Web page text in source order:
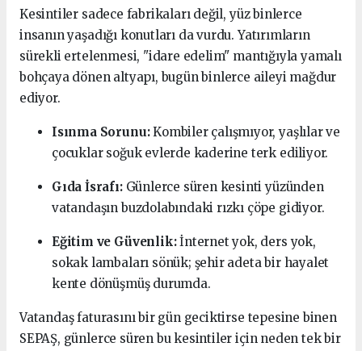
Kesintiler sadece fabrikaları değil, yüz binlerce
insanın yaşadığı konutları da vurdu. Yatırımların
sürekli ertelenmesi, "idare edelim" mantığıyla yamalı
bohçaya dönen altyapı, bugün binlerce aileyi mağdur
ediyor.
Isınma Sorunu:Kombiler çalışmıyor, yaşlılar ve
çocuklar soğuk evlerde kaderine terk ediliyor.
Gıda İsrafı:Günlerce süren kesinti yüzünden
vatandaşın buzdolabındaki rızkı çöpe gidiyor.
Eğitim ve Güvenlik:İnternet yok, ders yok,
sokak lambaları sönük; şehir adeta bir hayalet
kente dönüşmüş durumda.
Vatandaş faturasını bir gün geciktirse tepesine binen
SEPAŞ, günlerce süren bu kesintiler için neden tek bir